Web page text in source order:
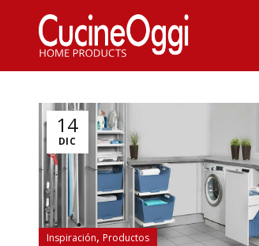
14
DIC
Inspiración, Productos